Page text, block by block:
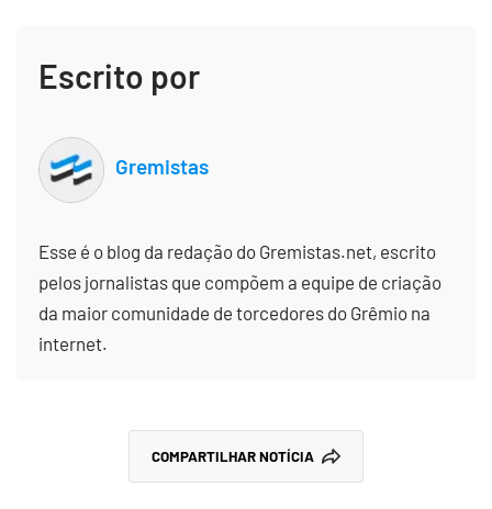
Escrito por
Gremistas
Esse é o blog da redação do Gremistas.net, escrito
pelos jornalistas que compõem a equipe de criação
da maior comunidade de torcedores do Grêmio na
internet.
COMPARTILHAR NOTÍCIA